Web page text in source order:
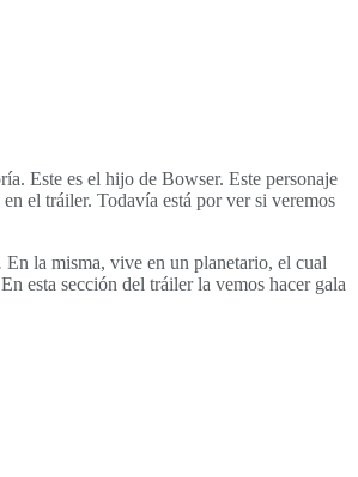
Este es el hijo de Bowser. Este personaje
el tráiler. Todavía está por ver si veremos
En la misma, vive en un planetario, el cual
esta sección del tráiler la vemos hacer gala